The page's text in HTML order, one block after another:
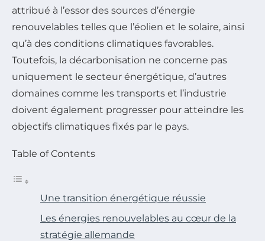
attribué à l’essor des sources d’énergie
renouvelables telles que l’éolien et le solaire, ainsi
qu’à des conditions climatiques favorables.
Toutefois, la décarbonisation ne concerne pas
uniquement le secteur énergétique, d’autres
domaines comme les transports et l’industrie
doivent également progresser pour atteindre les
objectifs climatiques fixés par le pays.
Table of Contents
Une transition énergétique réussie
Les énergies renouvelables au cœur de la
stratégie allemande